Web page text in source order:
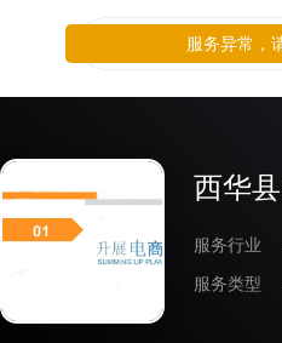
西华
服务行业
服务类型
服务异常，